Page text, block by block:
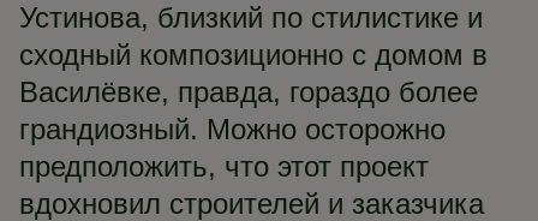
Устинова, близкий по стилистике и
сходный композиционно с домом в
Василёвке, правда, гораздо более
грандиозный. Можно осторожно
предположить, что этот проект
вдохновил строителей и заказчика